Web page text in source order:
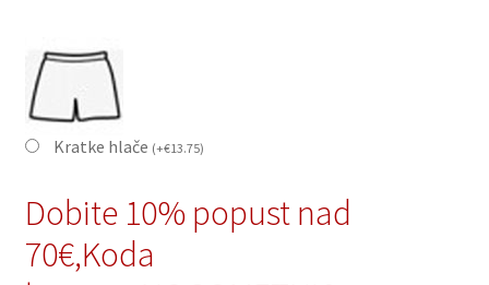
Kratke hlače (+€13.75)
Dobite 10% popust nad
70€,Koda